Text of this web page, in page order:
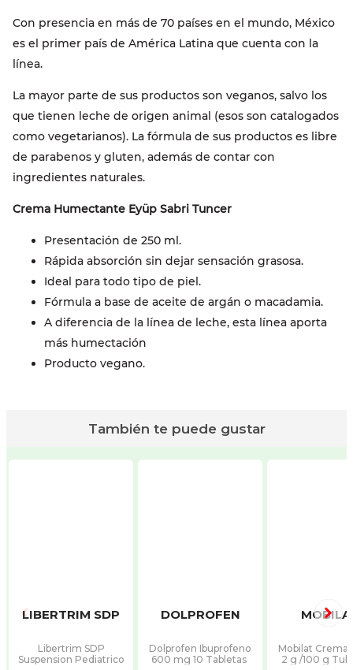
Con presencia en más de 70 países en el mundo, México
es el primer país de América Latina que cuenta con la
línea.
La mayor parte de sus productos son veganos, salvo los
que tienen leche de origen animal (esos son catalogados
como vegetarianos). La fórmula de sus productos es libre
de parabenos y gluten, además de contar con
ingredientes naturales.
Crema Humectante Eyüp Sabri Tuncer
Presentación de 250 ml.
Rápida absorción sin dejar sensación grasosa.
Ideal para todo tipo de piel.
Fórmula a base de aceite de argán o macadamia.
A diferencia de la línea de leche, esta línea aporta
más humectación
Producto vegano.